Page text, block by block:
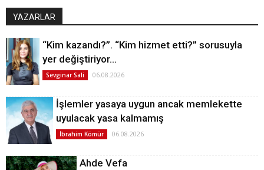
YAZARLAR
“Kim kazandı?”. “Kim hizmet etti?” sorusuyla
yer değiştiriyor…
Sevginar Sali 06.08.2026
İşlemler yasaya uygun ancak memlekette
uyulacak yasa kalmamış
İbrahim Kömür 06.08.2026
Ahde Vefa